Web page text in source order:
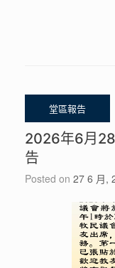
2026年6月
告
Posted on 27 6 月,